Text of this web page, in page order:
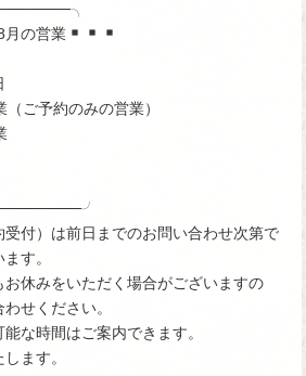
月の営業
約のみの営業）
付）は前日までのお問い合わせ次第で
す。
休みをいただく場合がございますの
せください。
な時間はご案内できます。
ます。